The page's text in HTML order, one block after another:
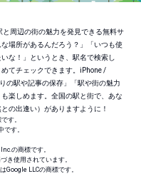
周辺の街の魅力を発見できる無料サ
場所があるんだろう？」「いつも使
な！」というとき、駅名で検索し
てチェックできます。iPhone /
の駅や記事の保存」「駅や街の魅力
楽しめます。全国の駅と街で、あな
の出逢い）がありますように！
す。
です。
の商標です。
き使用されています。
Google LLCの商標です。